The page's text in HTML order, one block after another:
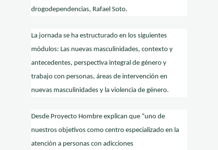
drogodependencias, Rafael Soto.
La jornada se ha estructurado en los siguientes
módulos: Las nuevas masculinidades, contexto y
antecedentes, perspectiva integral de género y
trabajo con personas, áreas de intervención en
nuevas masculinidades y la violencia de género.
Desde Proyecto Hombre explican que “uno de
nuestros objetivos como centro especializado en la
atención a personas con adicciones